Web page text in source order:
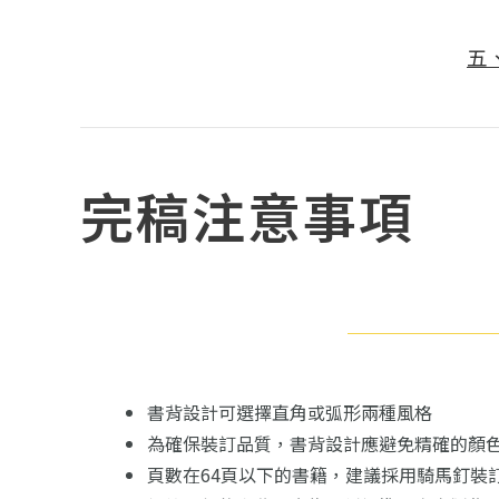
五
完稿注意事項
書背設計可選擇直角或弧形兩種風格
為確保裝訂品質，書背設計應避免精確的顏
頁數在64頁以下的書籍，建議採用騎馬釘裝